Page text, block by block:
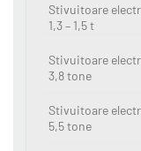
Stivuitoare
1,3 – 1,5 t
Stivuitoare
3,8 tone
Stivuitoare
5,5 tone